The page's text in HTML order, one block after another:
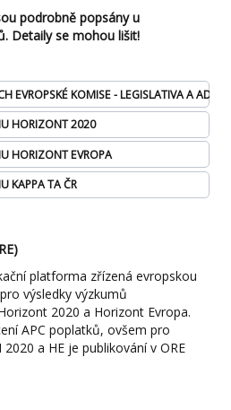
podrobně popsány u
Detaily se mohou lišit!
EVROPSKÉ KOMISE - LEGISLATIVA A
HORIZONT 2020
HORIZONT EVROPA
KAPPA TA ČR
platforma zřízená evropskou
výsledky výzkumů
2020 a Horizont Evropa.
APC poplatků, ovšem pro
a HE je publikování v ORE